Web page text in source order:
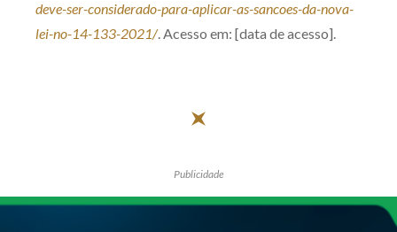
deve-ser-considerado-para-aplicar-as-sancoes-da-nova-
lei-no-14-133-2021/. Acesso em: [data de acesso].
Publicidade